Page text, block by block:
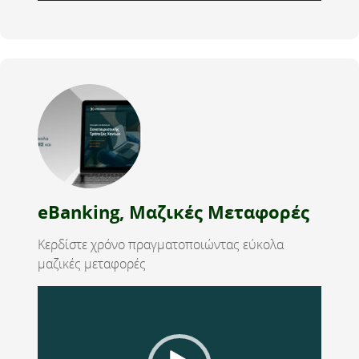
eBanking, Μαζικές Μεταφορές
Κερδίστε χρόνο πραγματοποιώντας εύκολα
μαζικές μεταφορές